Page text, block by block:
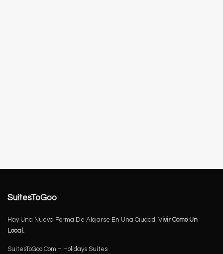
SuitesToGoo
Hay Una Nueva Forma De Alojarse En Una Ciudad: Vivir Como Un
Local.
SuitesToGoo.Com – Holidays Suites